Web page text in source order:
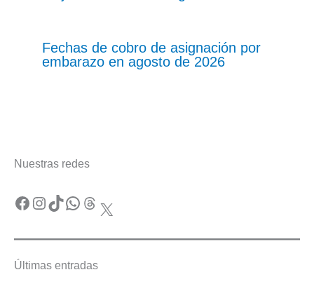
Fechas de cobro de asignación por
embarazo en agosto de 2026
Nuestras redes
Facebook Instagram TikTok WhatsApp Threads X
Últimas entradas